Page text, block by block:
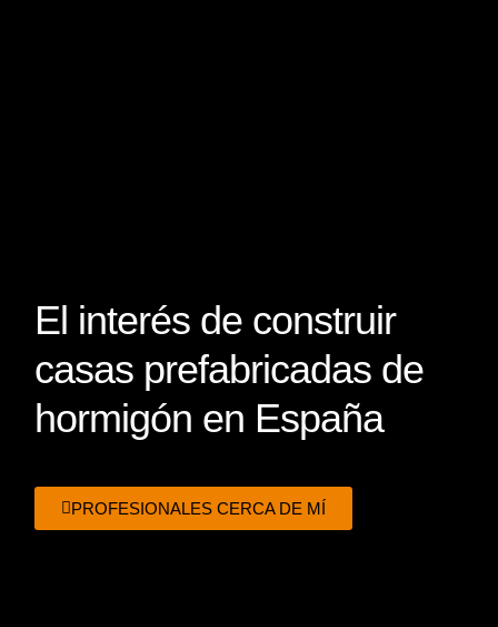
El interés de construir
casas prefabricadas de
hormigón en España
PROFESIONALES CERCA DE MÍ